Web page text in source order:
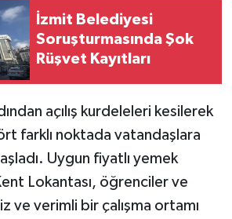
İzmit Belediyesi
Soruşturmasında Şok
Rüşvet Kayıtları
açılış kurdeleleri kesilerek
farklı noktada vatandaşlara
Uygun fiyatlı yemek
Lokantası, öğrenciler ve
ve verimli bir çalışma ortamı